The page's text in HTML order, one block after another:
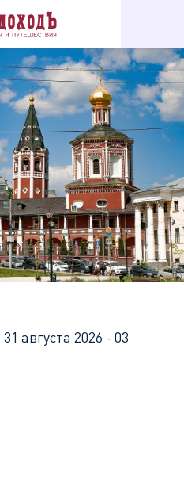
31 августа 2026 - 03